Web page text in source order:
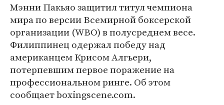
Мэнни Пакьяо защитил титул чемпиона
мира по версии Всемирной боксерской
организации (WBO) в полусреднем весе.
Филиппинец одержал победу над
американцем Крисом Алгьери,
потерпевшим первое поражение на
профессиональном ринге. Об этом
сообщает boxingscene.com.